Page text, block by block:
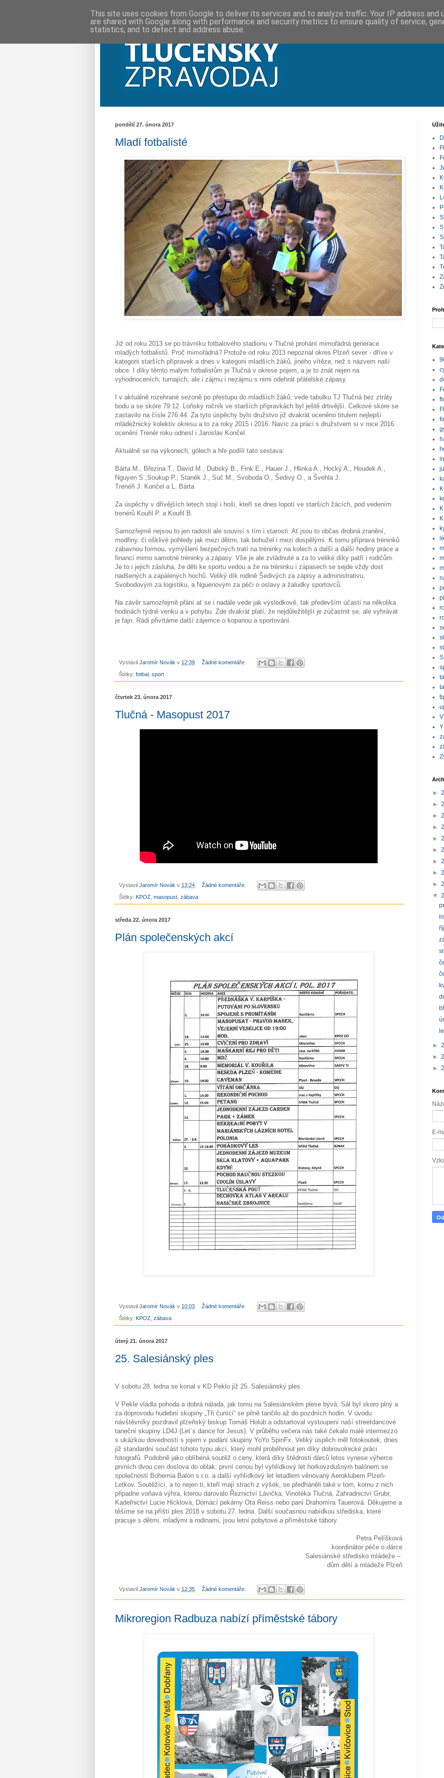
pondělí 27. února 2017
Mladí fotbalisté
Již od roku 2013 se po trávníku fotbalového stadionu v Tlučné prohání mimořádná generace
mladých fotbalistů. Proč mimořádná? Protože od roku 2013 nepoznal okres Plzeň sever - dříve v
kategorii starších přípravek a dnes v kategorii mladších žáků, jiného vítěze, než s názvem naší
obce. I díky těmto malým fotbalistům je Tlučná v okrese pojem, a je to znát nejen na
vyhodnoceních, turnajích, ale i zájmu i nezájmu s nimi odehrát přátelské zápasy.
I v aktuálně rozehrané sezoně po přestupu do mladších žáků, vede tabulku TJ Tlučná bez ztráty
bodu a se skóre 79:12. Loňský ročník ve starších přípravkách byl ještě drtivější. Celkové skóre se
zastavilo na čísle 276:44. Za tyto úspěchy bylo družstvo již dvakrát oceněno titulem nejlepší
mládežnický kolektiv okresu a to za roky 2015 i 2016. Navíc za práci s družstvem si v roce 2016
ocenění Trenér roku odnesl i Jaroslav Končel.
Aktuálně se na výkonech, gólech a hře podílí tato sestava:
Bárta M., Březina T., David M., Dubský B., Fink E., Hauer J., Hlinka A., Hocký A., Houdek A.,
Nguyen S.,Soukup P., Staněk J., Süč M., Svoboda O., Šedivý O., a Švehla J.
Trenéři J. Končel a L. Bárta
Za úspěchy v dřívějších letech stojí i hoši, kteří se dnes lopotí ve starších žácích, pod vedením
trenérů Kouřil P. a Kouřil B.
Samozřejmě nejsou to jen radosti ale souvisí s tím i starosti. Ať jsou to občas drobná zranění,
modřiny, či ošklivé pohledy jak mezi dětmi, tak bohužel i mezi dospělými. K tomu příprava tréninků
zábavnou formou, vymýšlení bezpečných tratí na tréninky na kolech a další a další hodiny práce a
financí mimo samotné tréninky a zápasy. Vše je ale zvládnuté a za to veliké díky patří i rodičům.
Je to i jejich zásluha, že děti ke sportu vedou a že na tréninku i zápasech se sejde vždy dost
nadšených a zapálených hochů. Veliký dík rodině Šedivých za zápisy a administrativu,
Svobodovým za logistiku, a Nguenovým za péči o oslavy a žaludky sportovců.
Na závěr samozřejmě přání ať se i nadále vede jak výsledkově, tak především účastí na několika
hodinách týdně venku a v pohybu. Zde dvakrát platí, že nejdůležitější je zúčastnit se, ale vyhrávat
je fajn. Rádi přivítáme další zájemce o kopanou a sportování.
Vystavil Jaromír Novák v 12:39 Žádné komentáře:
Štítky: fotbal sport
čtvrtek 23. února 2017
Tlučná - Masopust 2017
Vystavil Jaromír Novák v 13:24 Žádné komentáře:
Štítky: KPOZ masopust zábava
středa 22. února 2017
Plán společenských akcí
Vystavil Jaromír Novák v 10:03 Žádné komentáře:
Štítky: KPOZ zábava
úterý 21. února 2017
25. Salesiánský ples
V sobotu 28. ledna se konal v KD Peklo již 25. Salesiánský ples.
V Pekle vládla pohoda a dobrá nálada, jak tomu na Salesiánském plese bývá. Sál byl skoro plný a
za doprovodu hudební skupiny „Tři čuníci“ se pilně tančilo až do pozdních hodin. V úvodu
návštěvníky pozdravil plzeňský biskup Tomáš Holub a odstartoval vystoupení naší streetdancové
taneční skupiny LD4J (Let´s dance for Jesus). V průběhu večera nás také čekalo malé intermezzo
s ukázkou dovedností s jojem v podání skupiny YoYo SpinFx. Veliký úspěch měl fotokoutek, dnes
již standardní součást tohoto typu akcí, který mohl proběhnout jen díky dobrovolnické práci
fotografů. Podobně jako oblíbená soutěž o ceny, která díky štědrosti dárců letos vynese výherce
prvních dvou cen doslova do oblak: první cenou byl vyhlídkový let horkovzdušným balónem se
společností Bohemia Balón s.r.o. a další vyhlídkový let letadlem věnovaný Aeroklubem Plzeň-
Letkov. Soutěžící, a to nejen ti, kteří mají strach z výšek, se předháněli také v tom, komu z nich
připadne voňavá výhra, kterou darovalo Řeznictví Lávička, Vinotéka Tlučná, Zahradnictví Grubr,
Kadeřnictví Lucie Hicklová, Domácí pekárny Ota Reiss nebo paní Drahomíra Tauerová. Děkujeme a
těšíme se na příští ples 2018 v sobotu 27. ledna. Další současnou nabídkou střediska, které
pracuje s dětmi, mladými a rodinami, jsou letní pobytové a příměstské tábory.
Petra Pelíšková
koordinátor péče o dárce
Salesiánské středisko mládeže –
dům dětí a mládeže Plzeň
Vystavil Jaromír Novák v 12:35 Žádné komentáře:
Mikroregion Radbuza nabízí příměstské tábory
►
►
►
►
►
►
►
►
►
▼
►
►
►
E-
This site uses cookies from Google to deliver its services and to analyze traffic. Your IP address and
are shared with Google along with performance and security metrics to ensure quality of service,
statistics, and to detect and address abuse.